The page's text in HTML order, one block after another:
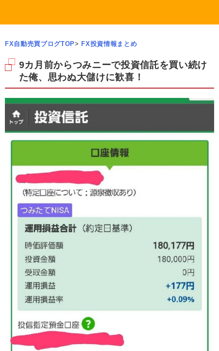
FX自動売買ブログTOP> FX投資情報まとめ
9カ月前からつみニーで投資信託を買い続け
た俺、思わぬ大儲けに歓喜！